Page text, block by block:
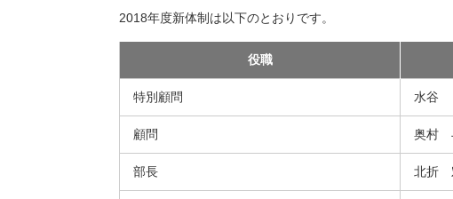
2018年度新体制は以下のとおりです。
役職
特別顧問 水谷
顧問 奥村
部長 北折